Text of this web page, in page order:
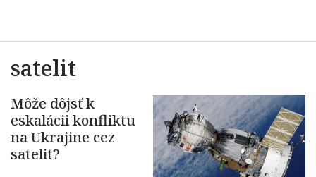
satelit
Môže dôjsť k
eskalácii konfliktu
na Ukrajine cez
satelit?